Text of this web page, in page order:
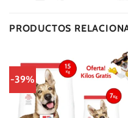
PRODUCTOS
-39%